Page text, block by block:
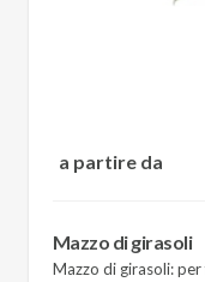
a partire da
Mazzo di girasoli
Mazzo di girasoli: